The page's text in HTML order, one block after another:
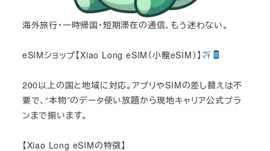
海外旅行・一時帰国・短期滞在の通信、もう迷わない。
eSIMショップ【Xiao Long eSIM（小龍eSIM）】
200以上の国と地域に対応。アプリやSIMの差し替えは不
要で、“本物”のデータ使い放題から現地キャリア公式プラ
ンまで揃います。
【Xiao Long eSIMの特徴】